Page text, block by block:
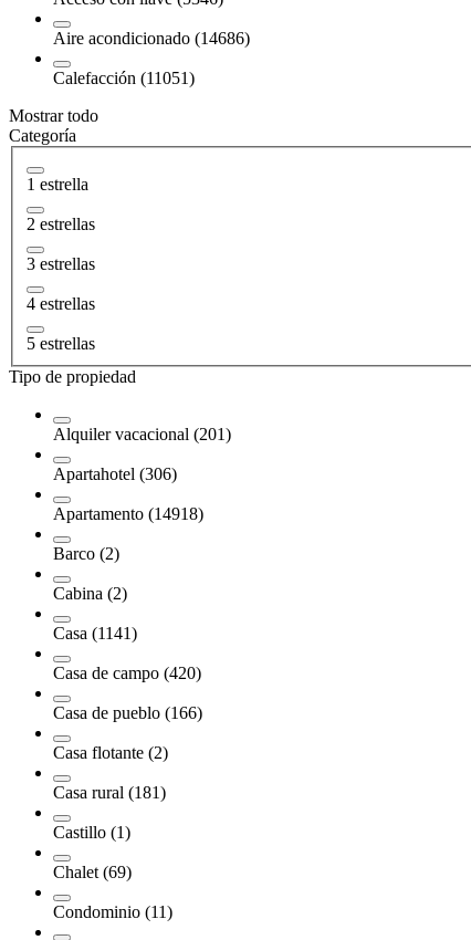
Aire acondicionado (14686)
Calefacción (11051)
Mostrar todo
Categoría
1 estrella
2 estrellas
3 estrellas
4 estrellas
5 estrellas
Tipo de propiedad
Alquiler vacacional (201)
Apartahotel (306)
Apartamento (14918)
Barco (2)
Cabina (2)
Casa (1141)
Casa de campo (420)
Casa de pueblo (166)
Casa flotante (2)
Casa rural (181)
Castillo (1)
Chalet (69)
Condominio (11)